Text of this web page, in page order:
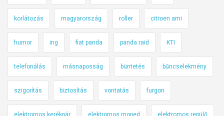
korlátozás magyarország roller citroen ami
humor ing fiat panda panda raid KTI
telefonálás másnaposság büntetés bűncselekmény
szigorítás biztosítás vontatás furgon
elektromos kerékpár elektromos moped elektromos repülő